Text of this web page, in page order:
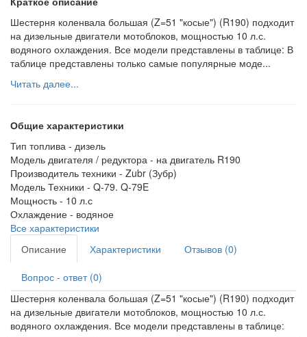
Шестерня коленвала большая (Z=51 "косые") (R190) подходит
на дизельные двигатели мотоблоков, мощностью 10 л.с.
водяного охлаждения. Все модели представлены в таблице: В
таблице представлены только самые популярные моде...
Читать далее...
Общие характеристики
Тип топлива - дизель
Модель двигателя / редуктора - на двигатель R190
Производитель техники - Zubr (Зубр)
Модель Техники - Q-79. Q-79E
Мощность - 10 л.с
Охлаждение - водяное
Все характеристики
Описание
Характеристики Отзывов (0)
Вопрос - ответ (0)
Шестерня коленвала большая (Z=51 "косые") (R190) подходит
на дизельные двигатели мотоблоков, мощностью 10 л.с.
водяного охлаждения. Все модели представлены в таблице: